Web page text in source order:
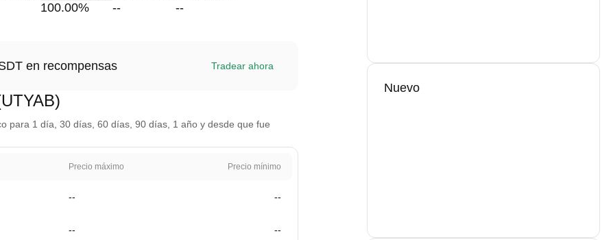
100.00% -- --
en recompensas Tradear ahora
para 1 día, 30 días, 60 días, 90 días, 1 año y desde que fue
Precio máximo Precio mínimo
-- --
-- --
Nuevo